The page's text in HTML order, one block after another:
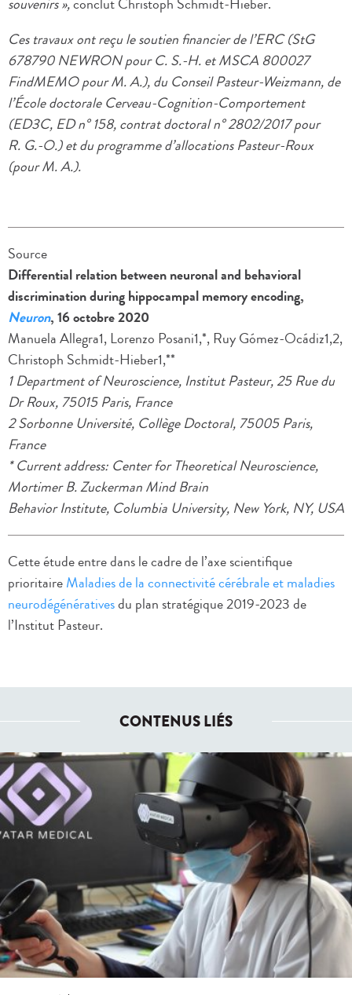
souvenirs »,conclut Christoph Schmidt-Hieber.
Ces travaux ont reçu le soutien financier de l’ERC (StG
678790 NEWRON pour C. S.-H. et MSCA 800027
FindMEMO pour M. A.), du Conseil Pasteur-Weizmann, de
l’École doctorale Cerveau-Cognition-Comportement
(ED3C, ED n° 158, contrat doctoral n° 2802/2017 pour
R. G.-O.) et du programme d’allocations Pasteur-Roux
(pour M. A.).
Source
Differential relation between neuronal and behavioral
discrimination during hippocampal memory encoding,
Neuron, 16 octobre 2020
Manuela Allegra1, Lorenzo Posani1,*, Ruy Gómez-Ocádiz1,2,
Christoph Schmidt-Hieber1,**
1 Department of Neuroscience, Institut Pasteur, 25 Rue du
Dr Roux, 75015 Paris, France
2 Sorbonne Université, Collège Doctoral, 75005 Paris,
France
* Current address: Center for Theoretical Neuroscience,
Mortimer B. Zuckerman Mind Brain
Behavior Institute, Columbia University, New York, NY, USA
Cette étude entre dans le cadre de l’axe scientifique
prioritaireMaladies de la connectivité cérébrale et maladies
neurodégénérativesdu plan stratégique 2019-2023 de
l’Institut Pasteur.
CONTENUS LIÉS